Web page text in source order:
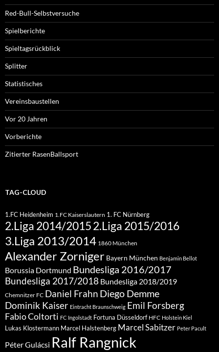
Red-Bull-Selbstversuche
Spielberichte
Spieltagsrückblick
Splitter
Statistisches
Vereinsbaustellen
Vor 20 Jahren
Vorberichte
Zitierter RasenBallsport
TAG-CLOUD
1.FC Heidenheim 1.FC Kaiserslautern 1. FC Nürnberg
2.Liga 2014/20152.Liga 2015/2016
3.Liga 2013/2014 1860 München
Alexander Zorniger Bayern München Benjamin Bellot
Borussia Dortmund Bundesliga 2016/2017
Bundesliga 2017/2018 Bundesliga 2018/2019
Chemnitzer FC Daniel Frahn Diego Demme
Dominik Kaiser Eintracht Braunschweig Emil Forsberg
Fabio Coltorti FC Ingolstadt Fortuna Düsseldorf HFC Holstein Kiel
Lukas Klostermann Marcel Halstenberg Marcel Sabitzer Peter Pacult
Péter Gulácsi Ralf Rangnick